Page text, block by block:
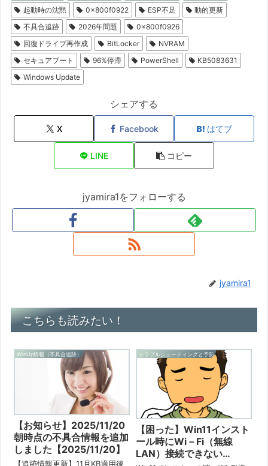
起動時の沈黙 0x800f0922 ESP不足
動的更新
不具合追跡
2026年問題
0x800f0926
回復ドライブ再作成
BitLocker
NVRAM
セキュアブート
96%停滞 PowerShell
KB5083631
Windows Update
シェアする
X Facebook はてブ
LINE コピー
jyamira1をフォローする
jyamira1
こちらも読みたい！
WinUp情報（不具合追跡）
【お知らせ】2025/11/20
朝時点の不具合情報を追加
しました【2025/11/20】
【追跡情報更新】11月KB適用後
トラブルシューティングと予防
【困った】Win11インスト
ール時にWi－Fi（無線
LAN）接続できない